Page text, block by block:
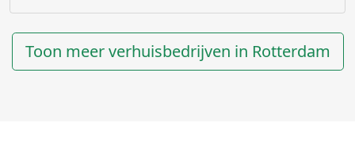
Toon meer verhuisbedrijven in Rotterdam